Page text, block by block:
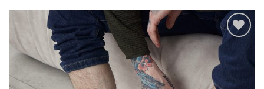
Додати
до
списку
бажань